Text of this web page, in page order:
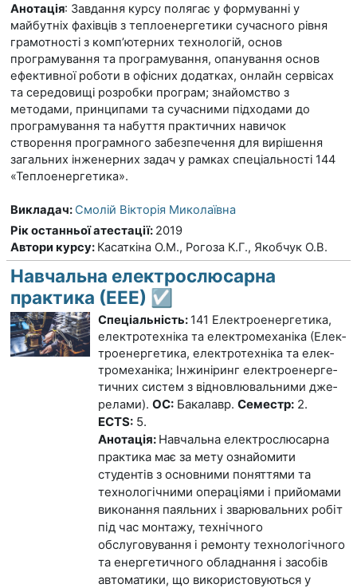
Анотація: Завдання курсу полягає у формуванні у
майбутніх фахівців з теплоенергетики сучасного рівня
грамотності з комп’ютерних технологій, основ
програмування та програмування, опанування основ
ефективної роботи в офісних додатках, онлайн сервісах
та середовищі розробки програм; знайомство з
методами, принципами та сучасними підходами до
програмування та набуття практичних навичок
створення програмного забезпечення для вирішення
загальних інженерних задач у рамках спеціальності 144
«Теплоенергетика».
Викладач: Смолій Вікторія Миколаївна
Рік останньої атестації: 2019
Автори курсу: Касаткіна О.М., Рогоза К.Г., Якобчук О.В.
Навчальна електрослюсарна
практика (ЕЕЕ) ☑️
Спеціальність: 141 Електроенергетика,
електротехніка та електромеханіка (Елек­
тро­енер­ге­тика, елек­тро­тех­ніка та елек­
тро­ме­ха­ніка; Інжи­ні­ринг ­електро­енер­ге­
тич­них сис­тем з від­нов­лю­валь­ними дже­
ре­лами). ОС: Бакалавр. Семестр: 2.
ECTS: 5.
Анотація: Навчальна електрослюсарна
практика має за мету ознайомити
студентів з основними поняттями та
технологічними операціями і прийомами
виконання паяльних і зварювальних робіт
під час монтажу, технічного
обслуговування і ремонту технологічного
та енергетичного обладнання і засобів
автоматики, що використовуються у